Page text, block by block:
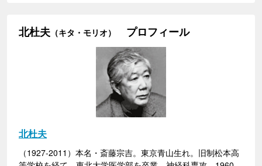
北杜夫 （キタ・モリオ） プロフィール
北杜夫
（1927-2011）本名・斎藤宗吉。東京青山生れ。旧制松本高